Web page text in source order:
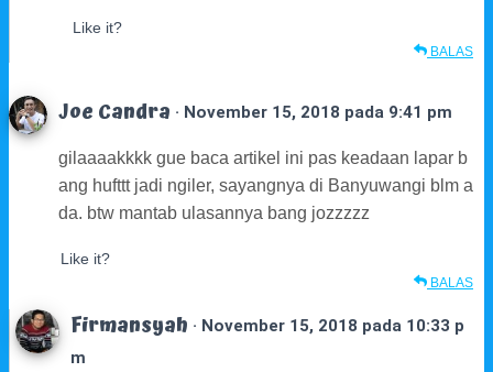
Like it?
BALAS
Joe Candra · November 15, 2018 pada 9:41 pm
gilaaaakkkk gue baca artikel ini pas keadaan lapar b
ang hufttt jadi ngiler, sayangnya di Banyuwangi blm a
da. btw mantab ulasannya bang jozzzzz
Like it?
BALAS
Firmansyah · November 15, 2018 pada 10:33 p
m